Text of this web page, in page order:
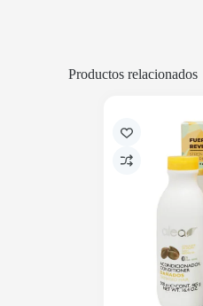
Productos relacionados